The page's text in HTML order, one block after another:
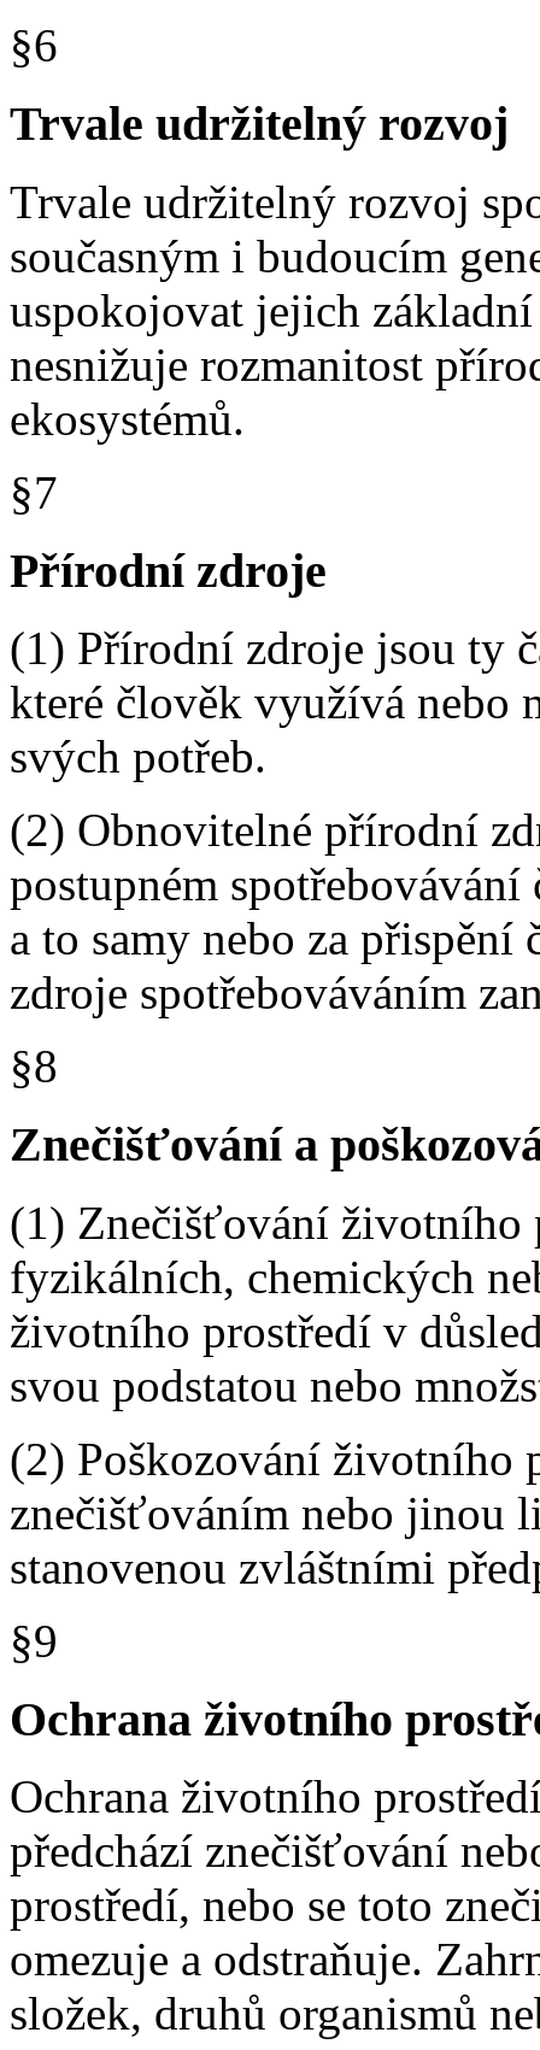
§6
Trvale udržitelný rozvoj
Trvale udržitelný rozvoj
současným i budoucím
uspokojovat jejich
nesnižuje rozmanitost
ekosystémů.
§7
Přírodní zdroje
(1) Přírodní zdroje jsou ty
které člověk využívá nebo
svých potřeb.
(2) Obnovitelné přírodní
postupném
a to samy nebo za
zdroje spotřebováváním
§8
Znečišťování a
(1) Znečišťování životního
fyzikálních, chemických
životního prostředí v
svou podstatou nebo
(2) Poškozování životního
znečišťováním nebo jinou
stanovenou zvláštními
§9
Ochrana životního
Ochrana životního
předchází znečišťování
prostředí, nebo se toto
omezuje a odstraňuje.
složek, druhů organismů